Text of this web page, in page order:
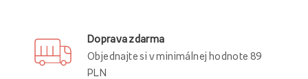
Doprava zdarma
Objednajte si v minimálnej hodnote 89
PLN